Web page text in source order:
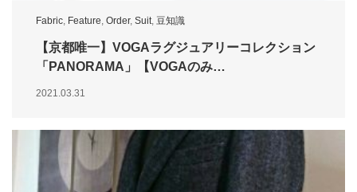
Fabric, Feature, Order, Suit, 豆知識
【京都唯一】VOGAラグジュアリーコレクション
「PANORAMA」【VOGAのみ…
2021.03.31